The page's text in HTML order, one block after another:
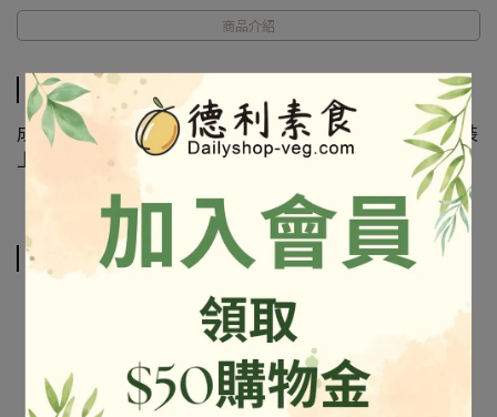
商品介紹
商品介紹
成份及營養標示如圖所示，若與圖片有差異時，以實際包裝
相關商品